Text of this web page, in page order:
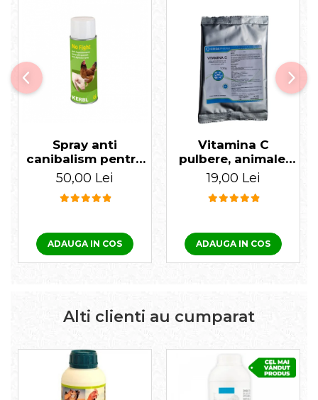
Spray anti
canibalism pentru
porci și păsări 400
50,00 Lei
ADAUGA IN COS
Vitamina C
pulbere, animale,
acid ascorbic, 100
19,00 Lei
ADAUGA IN COS
Alti clienti au cumparat